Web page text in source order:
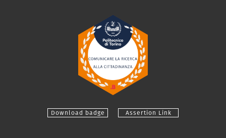
Download badge Assertion Link